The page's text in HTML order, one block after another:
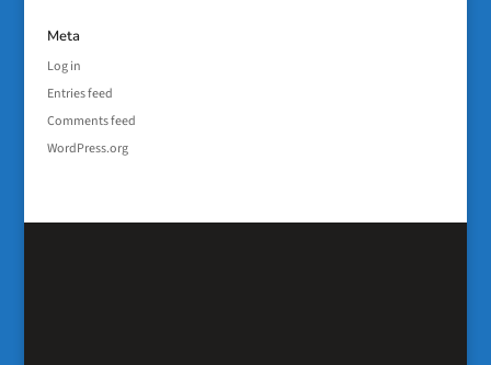
Meta
Log in
Entries feed
Comments feed
WordPress.org